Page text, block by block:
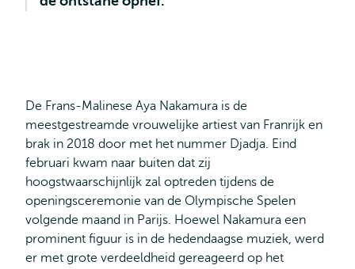
De Frans-Malinese Aya Nakamura is de
meestgestreamde vrouwelijke artiest van Franrijk en
brak in 2018 door met het nummer Djadja. Eind
februari kwam naar buiten dat zij
hoogstwaarschijnlijk zal optreden tijdens de
openingsceremonie van de Olympische Spelen
volgende maand in Parijs. Hoewel Nakamura een
prominent figuur is in de hedendaagse muziek, werd
er met grote verdeeldheid gereageerd op het